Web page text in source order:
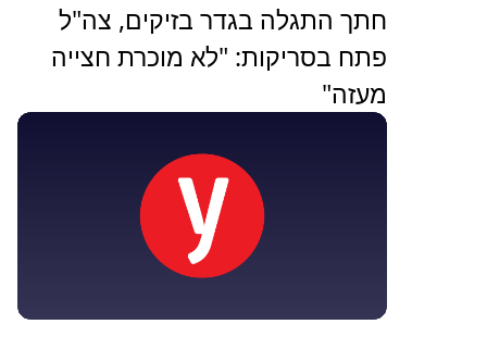
חתך התגלה בגדר בזיקים, צה"ל
פתח בסריקות: "לא מוכרת חצייה
מעזה"